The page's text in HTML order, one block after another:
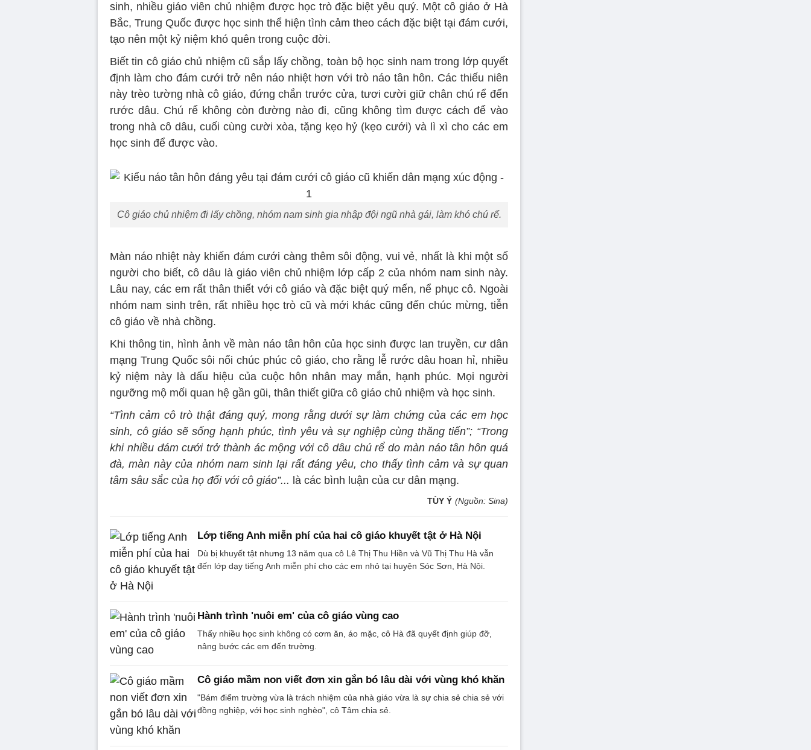
sinh, nhiều giáo viên chủ nhiệm được học trò đặc biệt yêu quý. Một cô giáo ở Hà
Bắc, Trung Quốc được học sinh thể hiện tình cảm theo cách đặc biệt tại đám cưới,
tạo nên một kỷ niệm khó quên trong cuộc đời.
Biết tin cô giáo chủ nhiệm cũ sắp lấy chồng, toàn bộ học sinh nam trong lớp quyết
định làm cho đám cưới trở nên náo nhiệt hơn với trò náo tân hôn. Các thiếu niên
này trèo tường nhà cô giáo, đứng chắn trước cửa, tươi cười giữ chân chú rể đến
rước dâu. Chú rể không còn đường nào đi, cũng không tìm được cách để vào
trong nhà cô dâu, cuối cùng cười xòa, tặng kẹo hỷ (kẹo cưới) và lì xì cho các em
học sinh để được vào.
Cô giáo chủ nhiệm đi lấy chồng, nhóm nam sinh gia nhập đội ngũ nhà gái, làm khó chú rể.
Màn náo nhiệt này khiến đám cưới càng thêm sôi động, vui vẻ, nhất là khi một số
người cho biết, cô dâu là giáo viên chủ nhiệm lớp cấp 2 của nhóm nam sinh này.
Lâu nay, các em rất thân thiết với cô giáo và đặc biệt quý mến, nể phục cô. Ngoài
nhóm nam sinh trên, rất nhiều học trò cũ và mới khác cũng đến chúc mừng, tiễn
cô giáo về nhà chồng.
Khi thông tin, hình ảnh về màn náo tân hôn của học sinh được lan truyền, cư dân
mạng Trung Quốc sôi nổi chúc phúc cô giáo, cho rằng lễ rước dâu hoan hỉ, nhiều
kỷ niệm này là dấu hiệu của cuộc hôn nhân may mắn, hạnh phúc. Mọi người
ngưỡng mộ mối quan hệ gần gũi, thân thiết giữa cô giáo chủ nhiệm và học sinh.
“Tình cảm cô trò thật đáng quý, mong rằng dưới sự làm chứng của các em học
sinh, cô giáo sẽ sống hạnh phúc, tình yêu và sự nghiệp cùng thăng tiến”; “Trong
khi nhiều đám cưới trở thành ác mộng với cô dâu chú rể do màn náo tân hôn quá
đà, màn này của nhóm nam sinh lại rất đáng yêu, cho thấy tình cảm và sự quan
tâm sâu sắc của họ đối với cô giáo”... là các bình luận của cư dân mạng.
TÙY Ý (Nguồn: Sina)
Lớp tiếng Anh miễn phí của hai cô giáo khuyết tật ở Hà Nội
Dù bị khuyết tật nhưng 13 năm qua cô Lê Thị Thu Hiền và Vũ Thị Thu Hà vẫn
đến lớp dạy tiếng Anh miễn phí cho các em nhỏ tại huyện Sóc Sơn, Hà Nội.
Hành trình 'nuôi em' của cô giáo vùng cao
Thấy nhiều học sinh không có cơm ăn, áo mặc, cô Hà đã quyết định giúp đỡ,
nâng bước các em đến trường.
Cô giáo mầm non viết đơn xin gắn bó lâu dài với vùng khó khăn
"Bám điểm trường vừa là trách nhiệm của nhà giáo vừa là sự chia sẻ chia sẻ với
đồng nghiệp, với học sinh nghèo", cô Tâm chia sẻ.